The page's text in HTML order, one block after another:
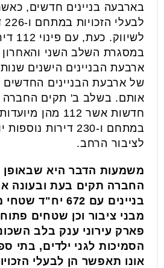
במסגרת השלב השני והאחרון
ארבעת הבניינים הישנים
של ארבעת הבניינים החדשים
חדשות אשר 112
במתחם ו-230 דירות
לציבור הרחב.
משמעות הדבר היא
בניינים עם 672
מבני ציבור וכן שטחים
פארק עירוני ענק בלב
הסמיכות לגני ילדים, בתי
אונו תאפשר הן לבעלי